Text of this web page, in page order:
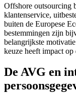
Offshore outsourcing
klantenservice,
buiten de Europese
bestemmingen zijn
belangrijkste
keuze heeft impact op
De AVG en